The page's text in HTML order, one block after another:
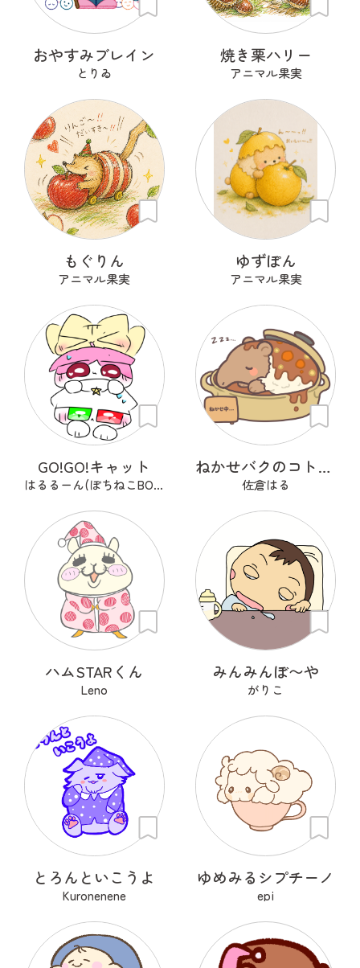
おやすみブレイン
とりゐ
焼き栗ハリー
アニマル果実
もぐりん
アニマル果実
ゆずぽん
アニマル果実
GO!GO!キャット
はるるーん(ぽちねこBOOKS)
ねかせバクのコトコト
佐倉はる
ハムSTARくん
Leno
みんみんぼ〜や
がりこ
とろんといこうよ
Kuronenene
ゆめみるシプチーノ
epi